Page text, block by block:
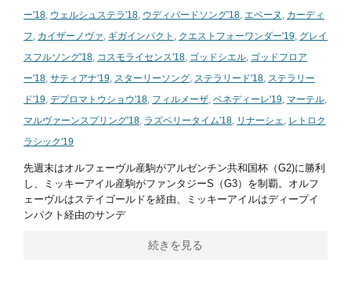
ー'18, ウェルシュステラ'18, ウディバードソング'18, エベーヌ , カーディ
フ, カイザーノヴァ, ギガインパクト , クエストフォーワンダー'19, グレイ
スフルソング'18, コスモライセンス'18, ゴッドシエル, ゴッドフロア
ー'18, サティアナ'19, スターリーソング, ステラリード'18, ステラリー
ド'19, デプロマトウショウ'18, フィルメーザ, ベネディーレ'19, マーテル,
マルヴァーンスプリング'18, ラズベリータイム'18, リナーシェ, レトロク
ラシック'19
先週末はオルフェーヴル産駒がアルゼンチン共和国杯（G2)に勝利
し、ミッキーアイル産駒がファンタジーS（G3）を制覇。オルフ
ェーヴルはステイゴールドを経由、ミッキーアイルはディープイ
ンパクト経由のサンデ
続きを見る